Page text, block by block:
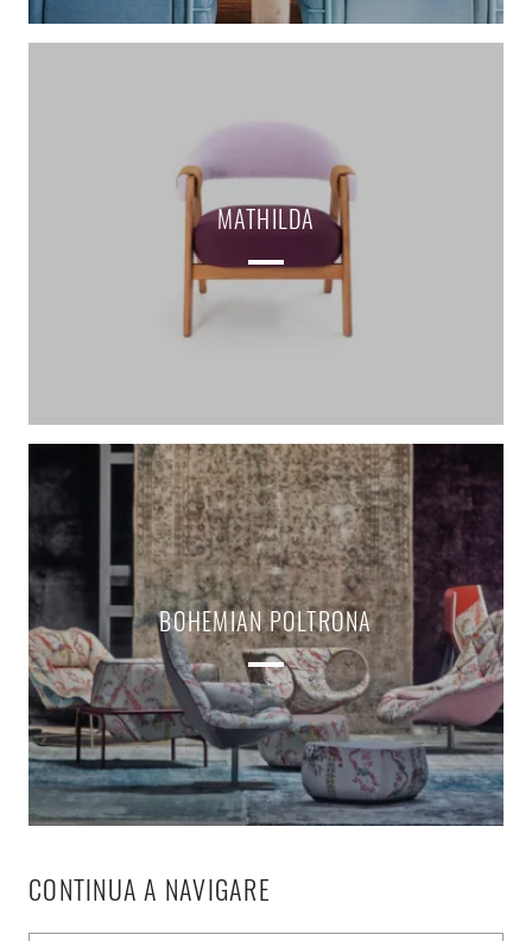
MATHILDA
BOHEMIAN POLTRONA
CONTINUA A NAVIGARE